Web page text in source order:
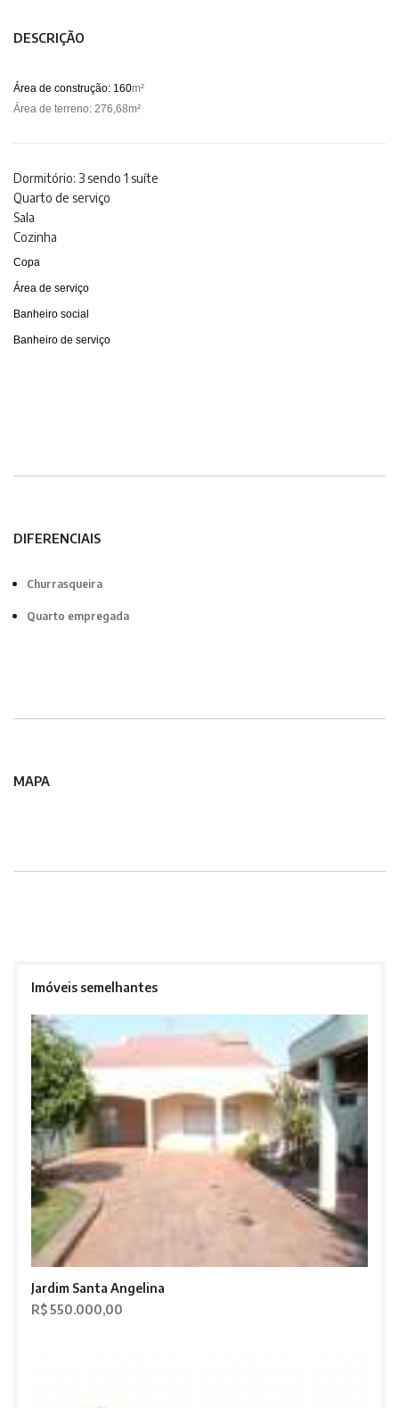
DESCRIÇÃO
Área de construção: 160m²
Área de terreno: 276,68m²
Dormitório: 3 sendo 1 suíte
Quarto de serviço
Sala
Cozinha
Copa
Área de serviço
Banheiro social
Banheiro de serviço
DIFERENCIAIS
Churrasqueira
Quarto empregada
MAPA
Imóveis semelhantes
Jardim Santa Angelina
R$ 550.000,00